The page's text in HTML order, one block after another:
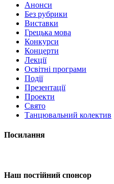
Анонси
Без рубрики
Виставки
Грецька мова
Конкурси
Концерти
Лекції
Освітні програми
Події
Презентації
Проекти
Свято
Танцювальний колектив
Посилання
Наш постійний спонсор